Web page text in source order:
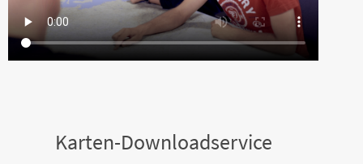
Karten-Downloadservice